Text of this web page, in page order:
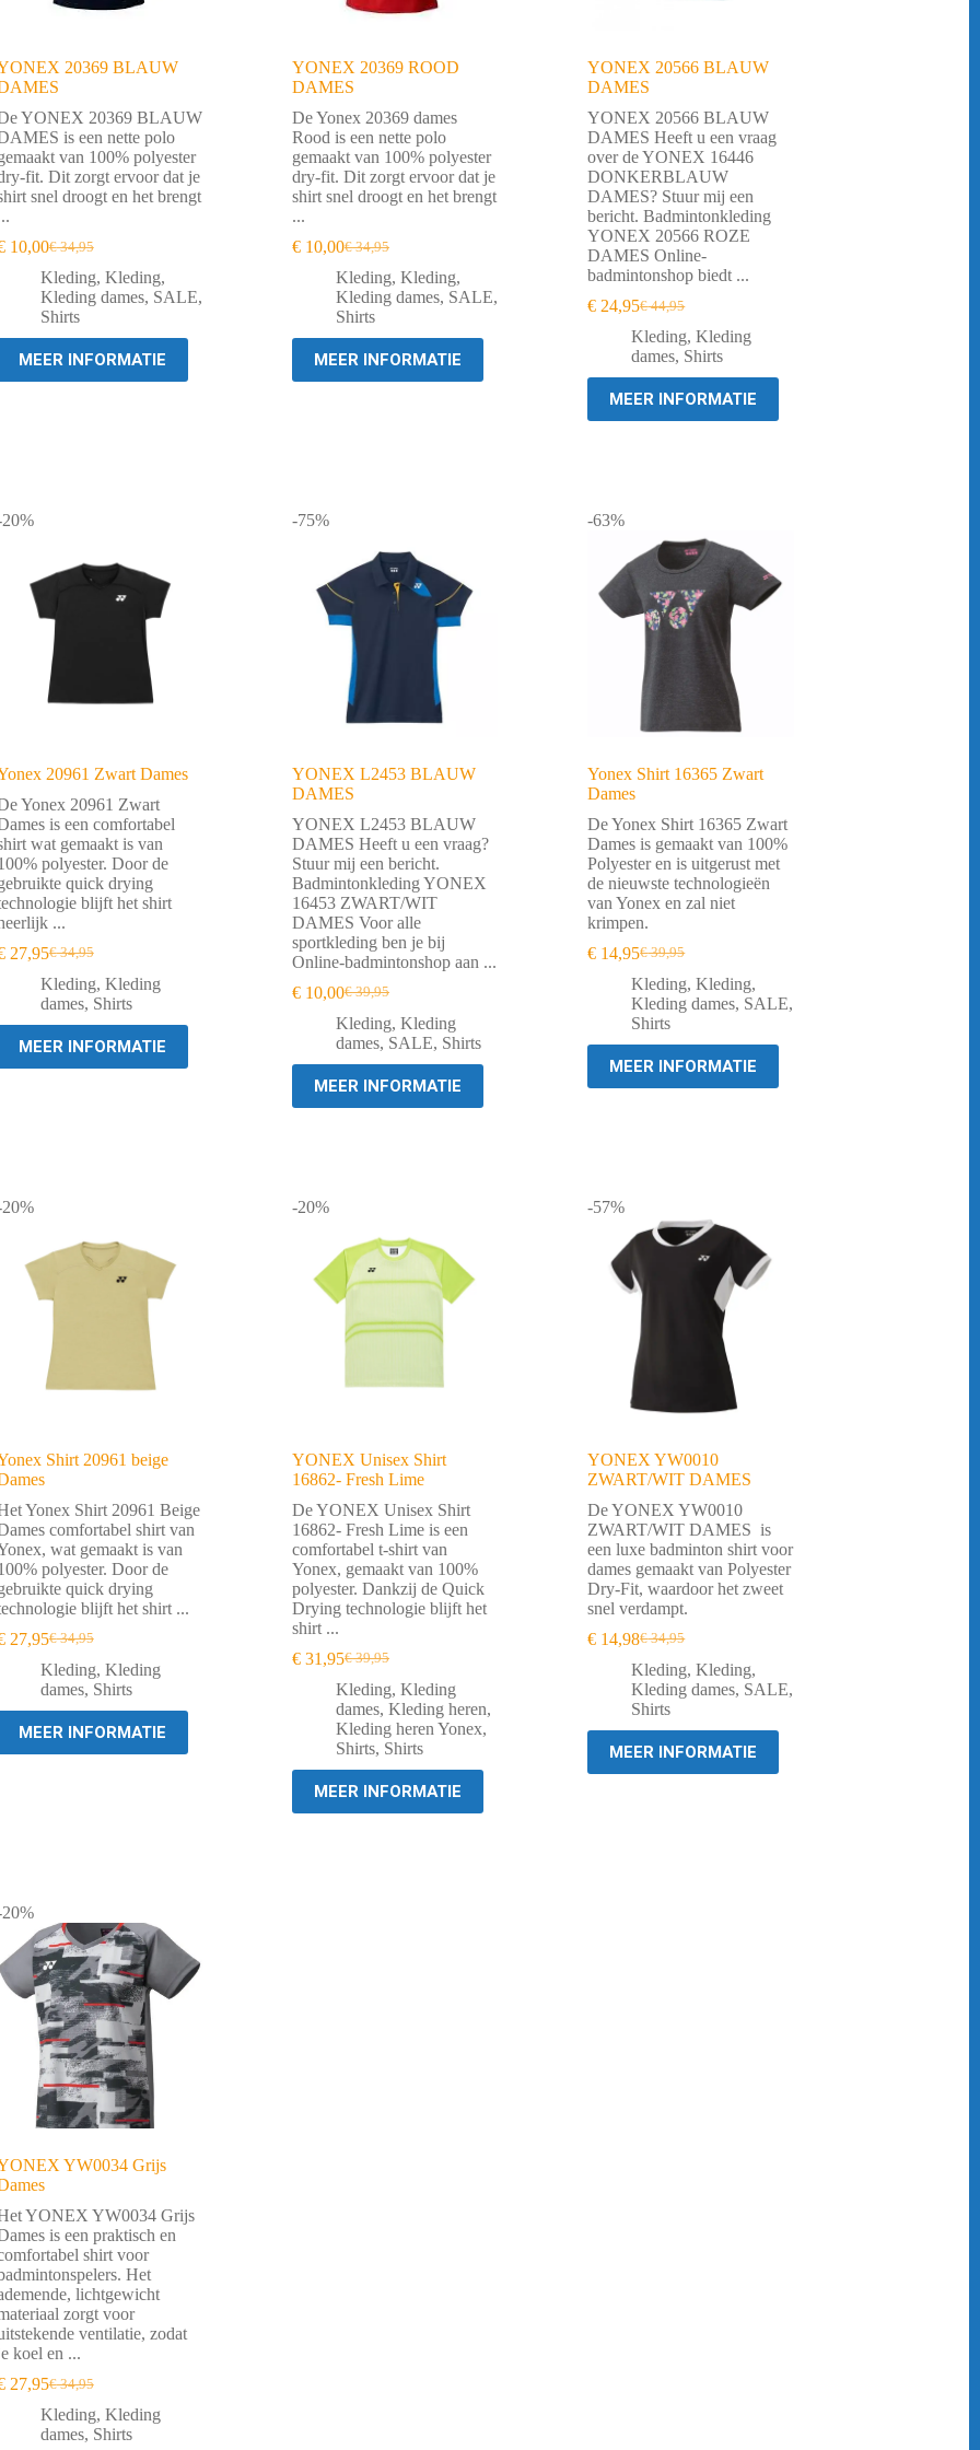
20369 BLAUW
YONEX 20369 BLAUW
is een nette polo
van 100% polyester
fit. Dit zorgt ervoor dat je
snel droogt en het brengt
€34,95
Oorspronkelijke
prijs
was:
€ 34,95.
10,00Huidige
prijs
is:
€ 10,00.
Kleding, Kleding,
Kleding dames, SALE,
Shirts
MEER INFORMATIE
YONEX 20369 ROOD
DAMES
De Yonex 20369 dames
Rood is een nette polo
gemaakt van 100% polyester
dry-fit. Dit zorgt ervoor dat je
shirt snel droogt en het brengt
...
€34,95
Oorspronkelijke
prijs
was:
€ 34,95.
€ 10,00Huidige
prijs
is:
€ 10,00.
Kleding,Kleding,
Kleding dames, SALE,
Shirts
MEER INFORMATIE
YONEX 20566 BLAUW
DAMES
YONEX 20566 BLAUW
DAMES Heeft u een vraag
over de YONEX 16446
DONKERBLAUW
DAMES? Stuur mij een
bericht. Badmintonkleding
YONEX 20566 ROZE
DAMES Online-
badmintonshop biedt ...
€44,95
Oorspronkelijke
prijs
was:
€ 44,95.
€ 24,95Huidige
prijs
is:
€ 24,95.
Kleding,Kleding
dames, Shirts
MEER INFORMATIE
20961 Zwart Dames
Yonex 20961 Zwart
is een comfortabel
wat gemaakt is van
polyester. Door de
quick drying
blijft het shirt
...
€34,95
Oorspronkelijke
prijs
was:
27,95Huidige
prijs
is:
Kleding, Kleding
dames, Shirts
MEER INFORMATIE
-75%
YONEX L2453 BLAUW
DAMES
YONEX L2453 BLAUW
DAMES Heeft u een vraag?
Stuur mij een bericht.
Badmintonkleding YONEX
16453 ZWART/WIT
DAMES Voor alle
sportkleding ben je bij
Online-badmintonshop aan ...
€39,95
Oorspronkelijke
prijs
was:
€ 10,00Huidige
prijs
is:
Kleding,Kleding
dames, SALE, Shirts
MEER INFORMATIE
-63%
Yonex Shirt 16365 Zwart
Dames
De Yonex Shirt 16365 Zwart
Dames is gemaakt van 100%
Polyester en is uitgerust met
de nieuwste technologieën
van Yonex en zal niet
krimpen.
€39,95
Oorspronkelijke
prijs
was:
€ 39,95.
€ 14,95Huidige
prijs
is:
€ 14,95.
Kleding,Kleding,
Kleding dames, SALE,
Shirts
MEER INFORMATIE
Shirt 20961 beige
Yonex Shirt 20961 Beige
comfortabel shirt van
wat gemaakt is van
polyester. Door de
quick drying
blijft het shirt ...
€34,95
Oorspronkelijke
prijs
was:
€ 34,95.
27,95Huidige
prijs
is:
€ 27,95.
Kleding, Kleding
dames, Shirts
MEER INFORMATIE
-20%
YONEX Unisex Shirt
16862- Fresh Lime
De YONEX Unisex Shirt
16862- Fresh Lime is een
comfortabel t-shirt van
Yonex, gemaakt van 100%
polyester. Dankzij de Quick
Drying technologie blijft het
shirt ...
€39,95
Oorspronkelijke
prijs
was:
€ 39,95.
€ 31,95Huidige
prijs
is:
€ 31,95.
Kleding,Kleding
dames,Kleding heren,
Kleding heren Yonex,
Shirts, Shirts
MEER INFORMATIE
-57%
YONEX YW0010
ZWART/WIT DAMES
De YONEX YW0010
ZWART/WIT DAMES is
een luxe badminton shirt voor
dames gemaakt van Polyester
Dry-Fit, waardoor het zweet
snel verdampt.
€34,95
Oorspronkelijke
prijs
was:
€ 34,95.
€ 14,98Huidige
prijs
is:
€ 14,98.
Kleding,Kleding,
Kleding dames, SALE,
Shirts
MEER INFORMATIE
YW0034 Grijs
YONEX YW0034 Grijs
is een praktisch en
shirt voor
Het
lichtgewicht
zorgt voor
ventilatie, zodat
koel en ...
€34,95
Oorspronkelijke
prijs
was:
27,95Huidige
prijs
is:
Kleding, Kleding
dames, Shirts